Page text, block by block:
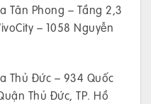
Phong – Tầng 2,3
– 1058 Nguyễn
Đức – 934 Quốc
Thủ Đức, TP. Hồ